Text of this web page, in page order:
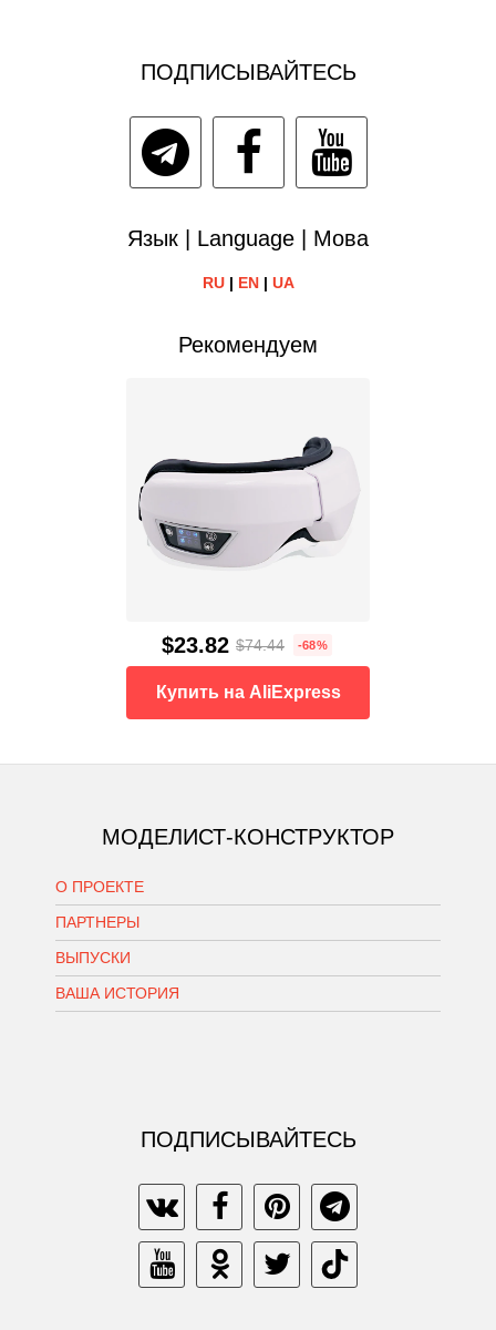
ПОДПИСЫВАЙТЕСЬ
Язык | Language | Мова
RU| EN| UA
Рекомендуем
$23.82 $74.44 -68%
Купить на AliExpress
МОДЕЛИСТ-КОНСТРУКТОР
О ПРОЕКТЕ
ПАРТНЕРЫ
ВЫПУСКИ
ВАША ИСТОРИЯ
ПОДПИСЫВАЙТЕСЬ